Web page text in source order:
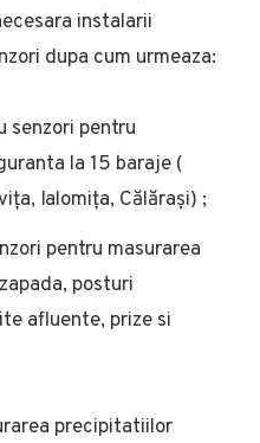
instalarii
dupa cum urmeaza:
pentru
la 15 baraje (
Ialomița, Călărași) ;
pentru masurarea
posturi
afluente, prize si
precipitatiilor